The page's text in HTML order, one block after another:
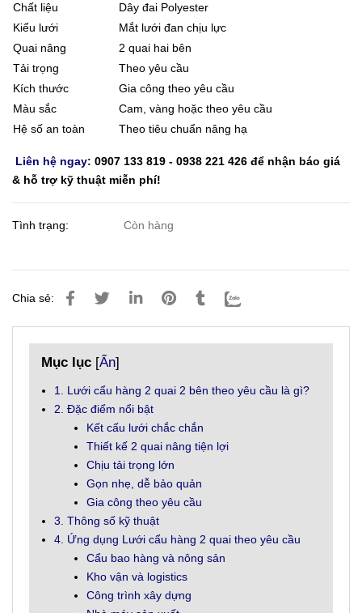
Chất liệu
Dây đai Polyester
Kiểu lưới
Mắt lưới đan chịu lực
Quai nâng
2 quai hai bên
Tải trọng
Theo yêu cầu
Kích thước
Gia công theo yêu cầu
Màu sắc
Cam, vàng hoặc theo yêu cầu
Hệ số an toàn
Theo tiêu chuẩn nâng hạ
Liên hệ ngay: 0907 133 819 - 0938 221 426 để nhận báo giá
& hỗ trợ kỹ thuật miễn phí!
Tình trạng: Còn hàng
Chia sẻ:
Mục lục [Ẩn]
1. Lưới cẩu hàng 2 quai 2 bên theo yêu cầu là gì?
2. Đặc điểm nổi bật
Kết cấu lưới chắc chắn
Thiết kế 2 quai nâng tiện lợi
Chịu tải trọng lớn
Gọn nhẹ, dễ bảo quản
Gia công theo yêu cầu
3. Thông số kỹ thuật
4. Ứng dụng Lưới cẩu hàng 2 quai theo yêu cầu
Cẩu bao hàng và nông sản
Kho vận và logistics
Công trình xây dựng